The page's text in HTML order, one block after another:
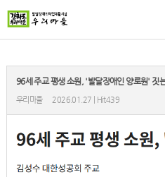
96세 주교 평생 소원, '발달장애인 양로원' 짓
우리마을 2026.01.27 | Hit439